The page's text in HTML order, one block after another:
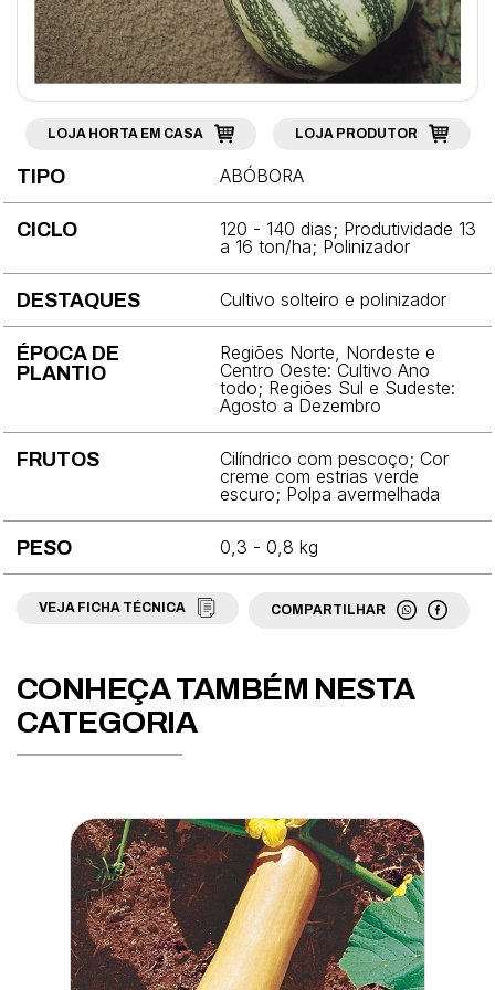
Brócolis
Cebola
Cebolinha
Coentro
Couve-chinesa
Couve-flor
Ervilha
Fava
Jiló
Mamão
Melancia
Melão
LOJA HORTA EM CASA LOJA PRODUTOR
TIPO ABÓBORA
CICLO
120 - 140 dias; Produtividade 13
a 16 ton/ha; Polinizador
DESTAQUES Cultivo solteiro e polinizador
ÉPOCA DE
PLANTIO
Regiões Norte, Nordeste e
Centro Oeste: Cultivo Ano
todo; Regiões Sul e Sudeste:
Agosto a Dezembro
FRUTOS
Cilíndrico com pescoço; Cor
creme com estrias verde
escuro; Polpa avermelhada
PESO 0,3 - 0,8 kg
VEJA FICHA TÉCNICA COMPARTILHAR
CONHEÇA TAMBÉM NESTA
CATEGORIA